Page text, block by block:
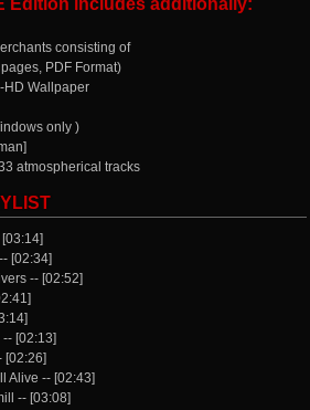
consisting of
PDF Format)
HD Wallpaper
only )
atmospherical tracks
[02:34]
-- [02:52]
[02:13]
[02:26]
Alive -- [02:43]
-- [03:08]